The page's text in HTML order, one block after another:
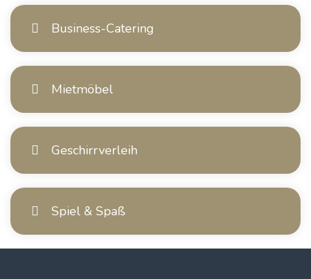
Business-Catering
Mietmöbel
Geschirrverleih
Spiel & Spaß